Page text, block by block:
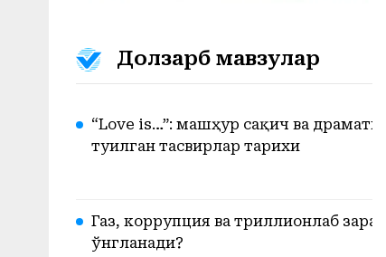
Долзарб мавзулар
“Love is…”: машҳур сақич ва
туғилган тасвирлар тарихи
Газ, коррупция ва триллионлаб
ўнгланади?